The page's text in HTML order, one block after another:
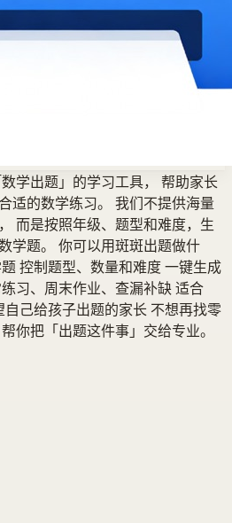
学出题」的学习工具， 帮助家长
适的数学练习。 我们不提供海量
而是按照年级、题型和难度，生
学题。 你可以用斑斑出题做什
控制题型、数量和难度 一键生成
习、周末作业、查漏补缺 适合
己给孩子出题的家长 不想再找零
你把「出题这件事」交给专业。